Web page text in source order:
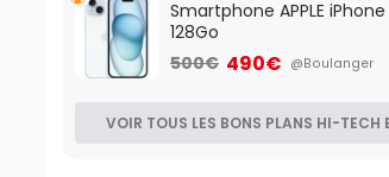
Smartphone APPLE iPhone
128Go
500€ 490€ @Boulanger
VOIR TOUS LES BONS PLANS HI-TECH